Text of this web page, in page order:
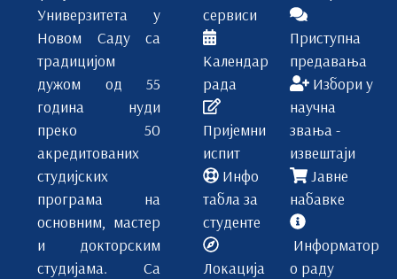
Универзитета у
Новом Саду са
традицијом
дужом од 55
година нуди
преко 50
акредитованих
студијских
програма на
основним, мастер
и докторским
студијама. Са
сервиси
Календар
рада
Пријемни
испит
Инфо
табла за
студенте
Локација
Приступна
предавања
Избори у
научна
звања -
извештаји
Јавне
набавке
Информатор
о раду